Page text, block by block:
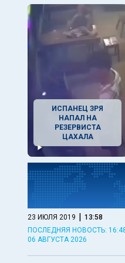
ИСПАНЕЦ ЗРЯ
НАПАЛ НА
РЕЗЕРВИСТА
ЦАХАЛА
23 ИЮЛЯ 2019 | 13:58
ПОСЛЕДНЯЯ НОВОСТЬ:
06 АВГУСТА 2026